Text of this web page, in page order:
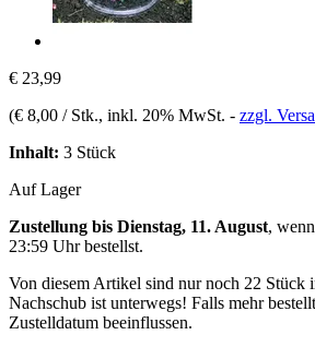
€ 23,99
(€ 8,00 / Stk., inkl. 20% MwSt. - zzgl.
Inhalt: 3 Stück
Auf Lager
Zustellung bis Dienstag, 11. August,
23:59 Uhrbestellst.
Von diesem Artikel sind nur noch 22 Stück
Nachschub ist unterwegs! Falls mehr
Zustelldatum beeinflussen.